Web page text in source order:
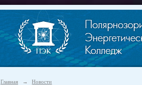
Главная → Новости